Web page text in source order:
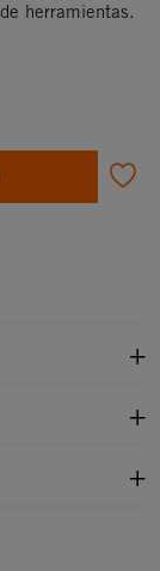
herramientas.